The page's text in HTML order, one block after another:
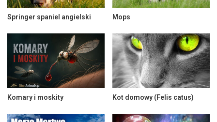
Springer spaniel angielski Mops
Komary i moskity Kot domowy (Felis catus)